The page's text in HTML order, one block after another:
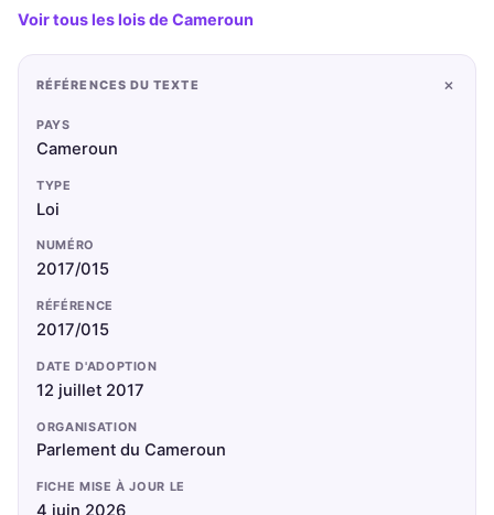
Voir tous les lois de Cameroun
RÉFÉRENCES DU TEXTE +
PAYS
Cameroun
TYPE
Loi
NUMÉRO
2017/015
RÉFÉRENCE
2017/015
DATE D'ADOPTION
12 juillet 2017
ORGANISATION
Parlement du Cameroun
FICHE MISE À JOUR LE
4 juin 2026